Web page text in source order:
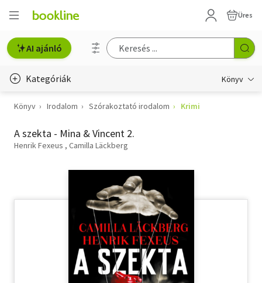
Üres
AI ajánló
Kategóriák Könyv
Életmód, egészség
Erotika
Könyv Irodalom Szórakoztató irodalom Krimi
A szekta - Mina & Vincent 2.
Henrik Fexeus Camilla Läckberg